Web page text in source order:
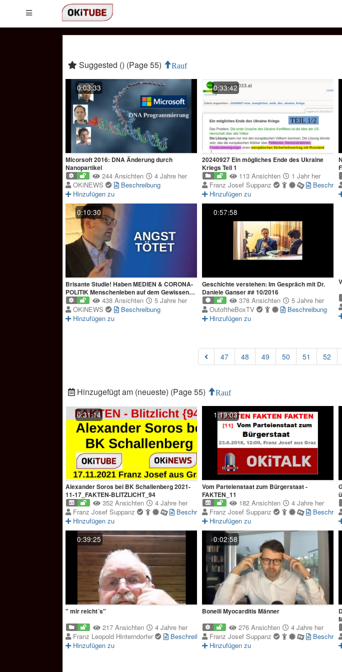
Suggested () (Page 55) Rauf
0:03:33
Micorsoft 2016: DNA Änderung durch
Nanopartikel
244 Ansichten
4 Jahre her
OKiNEWS
Beschreibung
Hinzufügen zu
0:33:42
20240927 Ein mögliches Ende des Ukraine
Kriegs Teil 1
113 Ansichten
1 Jahr her
Franz Josef Suppanz
Hinzufügen zu
0:10:30
Brisante Studie! Haben MEDIEN & CORONA-
POLITIK Menschenleben auf dem Gewissen?
(Raphael Bonelli)438 Ansichten
5 Jahre her
OKiNEWS
Beschreibung
Hinzufügen zu
0:57:58
Geschichte verstehen: Im Gespräch mit Dr.
Daniele Ganser ## 10/2016
378 Ansichten
5 Jahre her
OutoftheBoxTV
Beschreibung
Hinzufügen zu
47 48 49 50 51 52
Hinzugefügt am (neueste) (Page 55) Rauf
0:31:14
Alexander Soros bei BK Schallenberg 2021-
11-17_FAKTEN-BLITZLICHT_94
352 Ansichten
4 Jahre her
Franz Josef Suppanz
Beschreibung
Hinzufügen zu
1:19:03
Vom Parteienstaat zum Bürgerstaat -
FAKTEN_11
182 Ansichten
4 Jahre her
Franz Josef Suppanz
Hinzufügen zu
0:39:25
" mir reicht´s"
217 Ansichten
4 Jahre her
Franz Leopold Hinterndorfer
Beschreibung
Hinzufügen zu
0:02:58
Bonelli Myocarditis Männer
276 Ansichten
4 Jahre her
Franz Josef Suppanz
Hinzufügen zu